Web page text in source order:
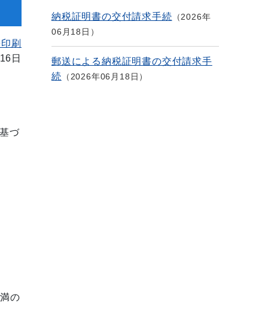
刷
日
づ
の
納税証明書の交付請求手続
2026年
06月18日
郵送による納税証明書の交付請求手
続
2026年06月18日